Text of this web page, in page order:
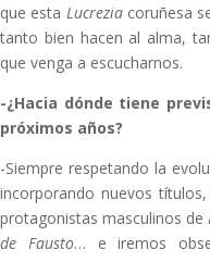
que esta Lucrezia coruñesa
tanto bien hacen al alma,
que venga a escucharnos.
-¿Hacia dónde tiene
próximos años?
-Siempre respetando la
incorporando nuevos
protagonistas masculinos de
de Fausto… e iremos